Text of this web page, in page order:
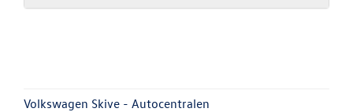
Volkswagen Skive - Autocentralen